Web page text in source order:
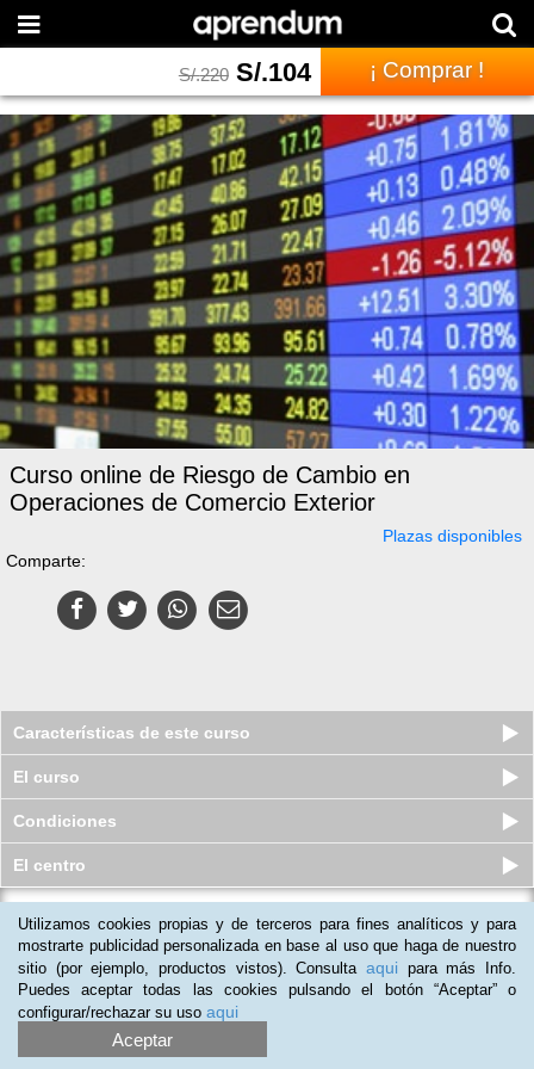
S/.220 S/.104 ¡ Comprar !
Curso online de Riesgo de Cambio en
Operaciones de Comercio Exterior
Plazas disponibles
Comparte:
Características de este curso
El curso
Condiciones
El centro
Pack Superior de Administración y
Dirección de Empresas
Plazas disponibles
S/.400 S/.249
( 1)
Utilizamos cookies propias y de terceros para fines analíticos y para
mostrarte publicidad personalizada en base al uso que haga de nuestro
sitio (por ejemplo, productos vistos). Consulta aqui para más Info.
Puedes aceptar todas las cookies pulsando el botón “Aceptar” o
configurar/rechazar su uso aqui
Aceptar